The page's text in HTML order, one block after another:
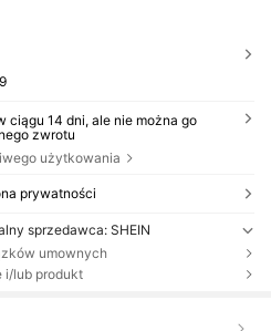
ciągu 14 dni, ale nie można go
zwrotu
użytkowania
prywatności
sprzedawca: SHEIN
umownych
i/lub produkt